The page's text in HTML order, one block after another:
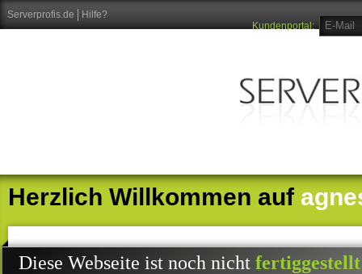
Serverprofis.de
Hilfe?
Kundenportal:
Herzlich Willkommen auf
Diese Webseite ist noch nicht fertiggestellt